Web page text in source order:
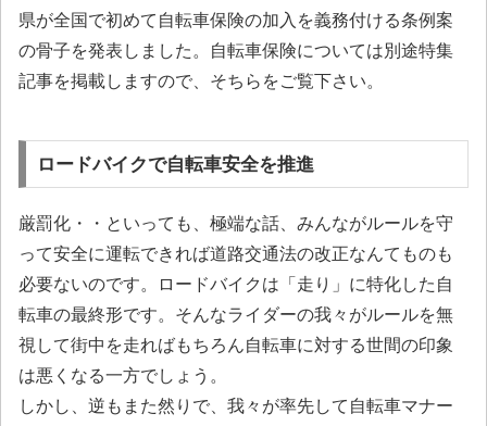
県が全国で初めて自転車保険の加入を義務付ける条例案
の骨子を発表しました。自転車保険については別途特集
記事を掲載しますので、そちらをご覧下さい。
ロードバイクで自転車安全を推進
厳罰化・・といっても、極端な話、みんながルールを守
って安全に運転できれば道路交通法の改正なんてものも
必要ないのです。ロードバイクは「走り」に特化した自
転車の最終形です。そんなライダーの我々がルールを無
視して街中を走ればもちろん自転車に対する世間の印象
は悪くなる一方でしょう。
しかし、逆もまた然りで、我々が率先して自転車マナー